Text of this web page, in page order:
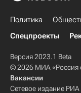
Политика
Спецпроекты
Версия 2023.1 Beta
© 2026 МИА «Россия
Вакансии
Сетевое издание